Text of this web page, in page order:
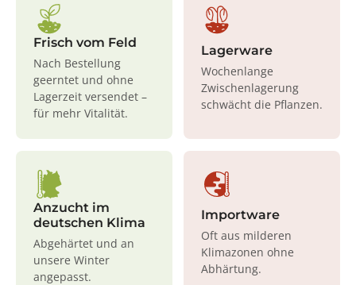
Frisch vom Feld
Nach Bestellung
geerntet und ohne
Lagerzeit versendet –
für mehr Vitalität.
Lagerware
Wochenlange
Zwischenlagerung
schwächt die Pflanzen.
Anzucht im
deutschen Klima
Abgehärtet und an
unsere Winter
angepasst.
Importware
Oft aus milderen
Klimazonen ohne
Abhärtung.